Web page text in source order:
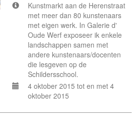
Kunstmarkt aan de Herenstraat
met meer dan 80 kunstenaars
met eigen werk. In Galerie d'
Oude Werf exposeer ik enkele
landschappen samen met
andere kunstenaars/docenten
die lesgeven op de
Schildersschool.
4 oktober 2015 tot en met 4
oktober 2015